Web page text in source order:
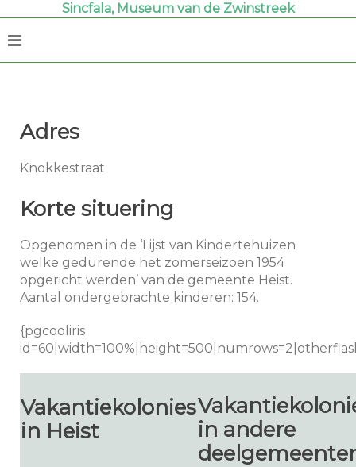
Sincfala, Museum van de Zwinstreek
Adres
Knokkestraat
Korte situering
Opgenomen in de ‘Lijst van Kindertehuizen
welke gedurende het zomerseizoen 1954
opgericht werden’ van de gemeente Heist.
Aantal ondergebrachte kinderen: 154.
{pgcooliris
Vakantiekolonies
in Heist
in andere